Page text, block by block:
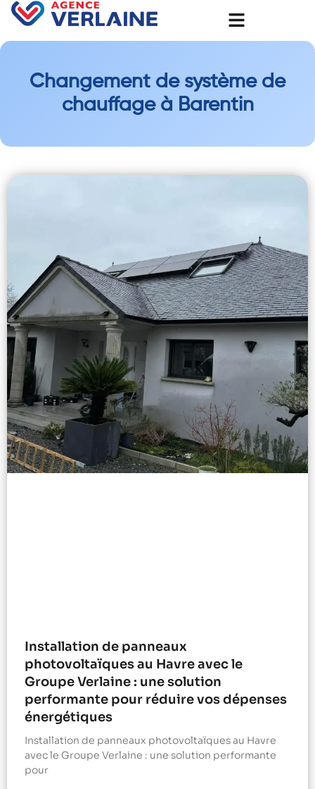
Changement de système de
chauffage à Barentin
Installation de panneaux
photovoltaïques au Havre avec le
Groupe Verlaine : une solution
performante pour réduire vos dépenses
énergétiques
Installation de panneaux photovoltaïques au Havre
avec le Groupe Verlaine : une solution performante
pour